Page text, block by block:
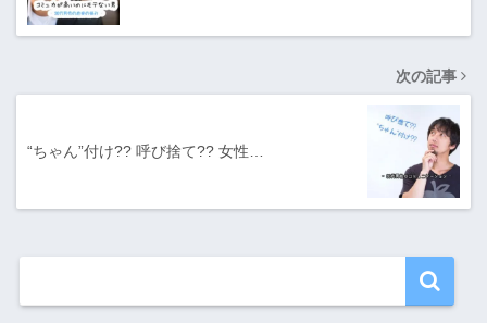
次の記事
“ちゃん”付け?? 呼び捨て?? 女性…